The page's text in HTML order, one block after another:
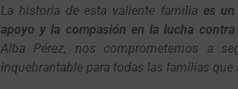
La historia de esta valiente familia es
apoyo y la compasión en la lucha
Alba Pérez, nos comprometemos a
inquebrantable para todas las familias